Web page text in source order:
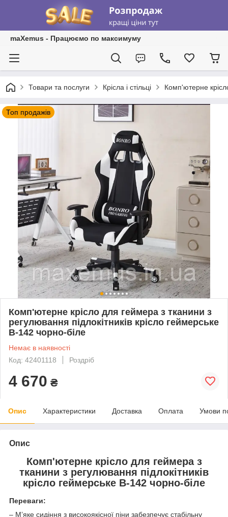
maXemus - Працюємо по максимуму
Товари та послуги Крісла і стільці Комп'ютерне
Топ продажів
Комп'ютерне крісло для геймера з тканини з
регулювання підлокітників крісло геймерське
B-142 чорно-біле
Немає в наявності
Код: 42401118
Роздріб
4 670 ₴
Опис Характеристики Доставка Оплата Умови
Опис
Комп'ютерне крісло для геймера з
тканини з регулювання підлокітників
крісло геймерське B-142 чорно-біле
Переваги:
– М’яке сидіння з високоякісної піни забезпечує стабільну